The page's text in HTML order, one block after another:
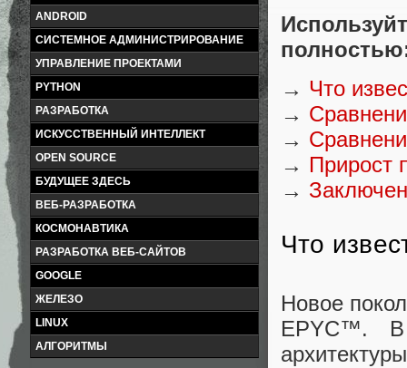
ANDROID
СИСТЕМНОЕ АДМИНИСТРИРОВАНИЕ
УПРАВЛЕНИЕ ПРОЕКТАМИ
PYTHON
РАЗРАБОТКА
ИСКУССТВЕННЫЙ ИНТЕЛЛЕКТ
OPEN SOURCE
БУДУЩЕЕ ЗДЕСЬ
ВЕБ-РАЗРАБОТКА
КОСМОНАВТИКА
РАЗРАБОТКА ВЕБ-САЙТОВ
GOOGLE
ЖЕЛЕЗО
LINUX
АЛГОРИТМЫ
→ Что
→
→
→ Прирост
→
Что
Новое
EPYC™. В